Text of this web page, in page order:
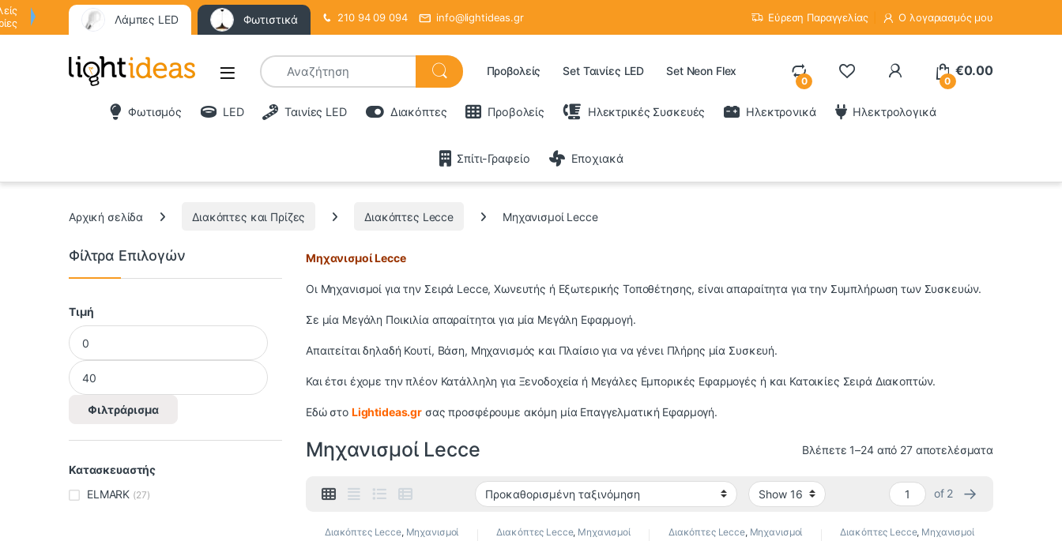
Λάμπες LED Φωτιστικά 210 94 09 094 info@lightideas.gr Εύρεση Παραγγελίας Ο λογαριασμός μου
Προβολείς Set Ταινίες LED Set Neon Flex
0 0
€0.00
Φωτισμός LED Ταινίες LED Διακόπτες Προβολείς Ηλεκτρικές Συσκευές Ηλεκτρονικά Ηλεκτρολογικά
Σπίτι-Γραφείο Εποχιακά
Αρχική σελίδα Διακόπτες και Πρίζες Διακόπτες Lecce Μηχανισμοί Lecce
Μηχανισμοί Lecce
Οι Μηχανισμοί για την Σειρά Lecce, Χωνευτής ή Εξωτερικής Τοποθέτησης, είναι απαραίτητα για την Συμπλήρωση των Συσκευών.
Σε μία Μεγάλη Ποικιλία απαραίτητοι για μία Μεγάλη Εφαρμογή.
Απαιτείται δηλαδή Κουτί, Βάση, Μηχανισμός και Πλαίσιο για να γένει Πλήρης μία Συσκευή.
Και έτσι έχομε την πλέον Κατάλληλη για Ξενοδοχεία ή Μεγάλες Εμπορικές Εφαρμογές ή και Κατοικίες Σειρά Διακοπτών.
Εδώ στο Lightideas.gr σας προσφέρουμε ακόμη μία Επαγγελματική Εφαρμογή.
Μηχανισμοί Lecce Βλέπετε 1–24 από 27 αποτελέσματα
of 2 →
Διακόπτες Lecce, Μηχανισμοί
Διακόπτες Lecce, Μηχανισμοί
Διακόπτες Lecce, Μηχανισμοί
Διακόπτες Lecce, Μηχανισμοί
Φίλτρα Επιλογών
Τιμή
Ελάχιστη τιμή
Μέγιστη τιμή
Φιλτράρισμα
Κατασκευαστής
ELMARK (27)